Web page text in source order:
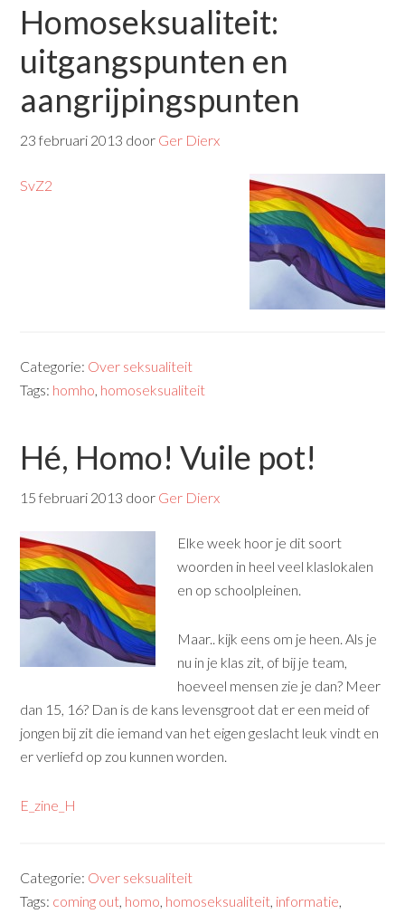
Homoseksualiteit:
uitgangspunten en
aangrijpingspunten
23 februari 2013 door Ger Dierx
SvZ2
Categorie: Over seksualiteit
Tags: homho, homoseksualiteit
Hé, Homo! Vuile pot!
15 februari 2013 door Ger Dierx
Elke week hoor je dit soort
woorden in heel veel klaslokalen
en op schoolpleinen.
Maar.. kijk eens om je heen. Als je
nu in je klas zit, of bij je team,
hoeveel mensen zie je dan? Meer
dan 15, 16? Dan is de kans levensgroot dat er een meid of
jongen bij zit die iemand van het eigen geslacht leuk vindt en
er verliefd op zou kunnen worden.
E_zine_H
Categorie: Over seksualiteit
Tags: coming out, homo, homoseksualiteit, informatie,